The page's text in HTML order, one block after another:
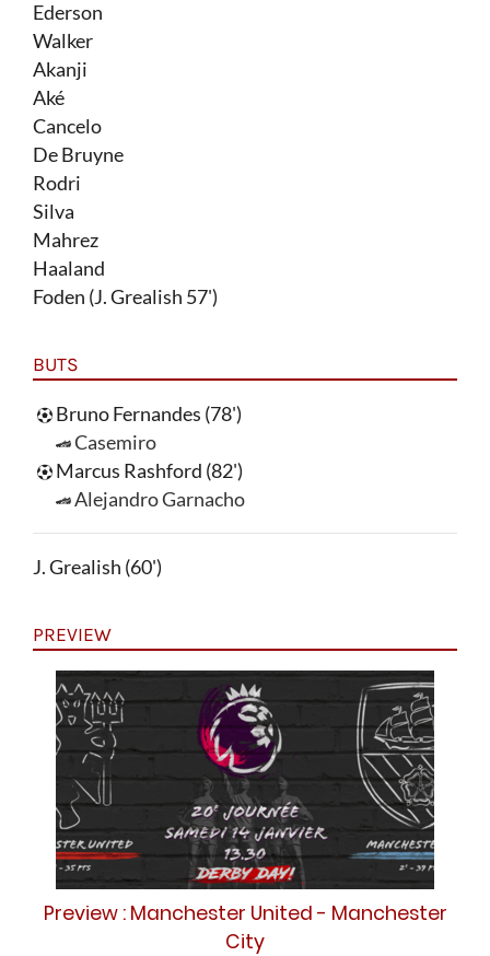
Ederson
Walker
Akanji
Aké
Cancelo
De Bruyne
Rodri
Silva
Mahrez
Haaland
Foden (J. Grealish 57')
BUTS
Bruno Fernandes (78')
Casemiro
Marcus Rashford (82')
Alejandro Garnacho
J. Grealish (60')
PREVIEW
Preview : Manchester United - Manchester
City